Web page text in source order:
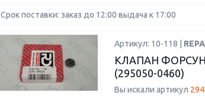
Срок поставки: заказ до 12:00 выдача к 17:00
Артикул: 10-118 |
КЛАПАН
(295050-0460)
Вы искали артикул